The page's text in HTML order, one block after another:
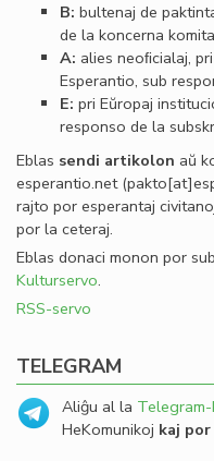
B: bultenaj de
de la koncerna
A: alies neoﬁcialaj,
Esperantio, sub
E: pri Eŭropaj
responso de la
Eblas sendi artikolon aŭ
esperantio.net
rajto por esperantaj
por la ceteraj.
Eblas donaci monon por
Kulturservo.
RSS-servo
TELEGRAM
Aliĝu al la
HeKomunikoj kaj